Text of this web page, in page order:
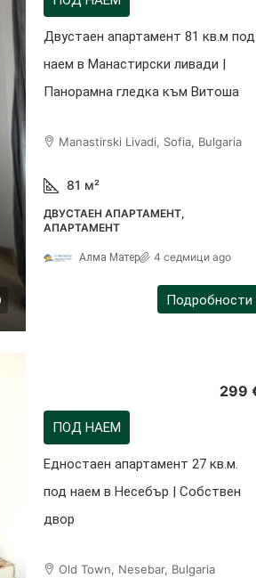
Двустаен апартамент 81 кв.м под
наем в Манастирски ливади |
Панорамна гледка към Витоша
Manastirski Livadi, Sofia, Bulgaria
81 м²
ДВУСТАЕН АПАРТАМЕНТ,
АПАРТАМЕНТ
Подробности
Алма Матер 4 седмици ago
ПОД НАЕМ
Едностаен апартамент 27 кв.м.
под наем в Несебър | Собствен
двор
299
Old Town, Nesebar, Bulgaria